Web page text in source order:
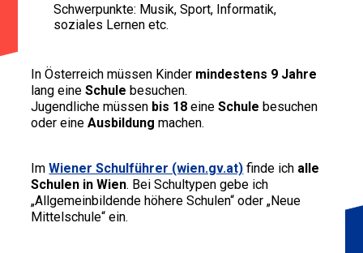
Schwerpunkte: Musik, Sport, Informatik,
soziales Lernen etc.
In Österreich müssen Kinder mindestens 9 Jahre
lang eineSchule besuchen.
Jugendliche müssen bis 18 eineSchule besuchen
oder eineAusbildung machen.
ImWiener Schulführer (wien.gv.at) finde ich alle
Schulen in Wien. Bei Schultypen gebe ich
„Allgemeinbildende höhere Schulen“ oder „Neue
Mittelschule“ ein.